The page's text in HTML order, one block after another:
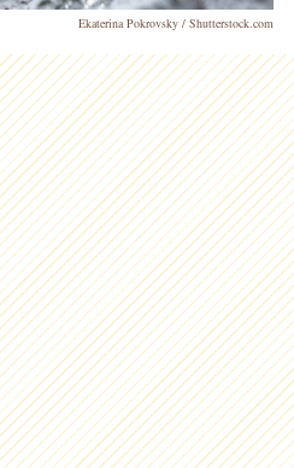
Ekaterina Pokrovsky / Shutterstock.com